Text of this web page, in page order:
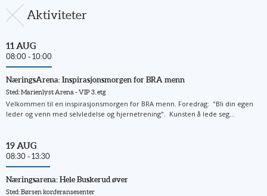
Aktiviteter
11 AUG
08:00 - 10:00
NæringsArena: Inspirasjonsmorgen for BRA menn
Sted: Marienlyst Arena - VIP 3. etg
Velkommen til en inspirasjonsmorgen for BRA menn. Foredrag: "Bli din egen
leder og venn med selvledelse og hjernetrening". Kunsten å lede seg...
19 AUG
08:30 - 13:30
Næringsarena: Hele Buskerud øver
Sted: Børsen konferansesenter